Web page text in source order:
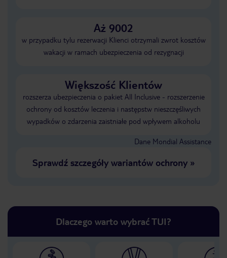
Aż 9002
w przypadku tylu rezerwacji Klienci otrzymali zwrot kosztów
wakacji w ramach ubezpieczenia od rezygnacji
Większość Klientów
rozszerza ubezpieczenia o pakiet All Inclusive - rozszerzenie
ochrony od kosztów leczenia i następstw nieszczęśliwych
wypadków o zdarzenia zaistniałe pod wpływem alkoholu
Dane Mondial Assistance
Sprawdź szczegóły wariantów ochrony»
Dlaczego warto wybrać TUI?